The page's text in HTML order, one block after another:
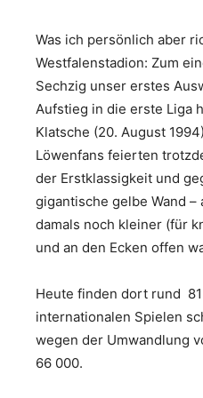
Was ich persönlich aber
Westfalenstadion: Zum
Sechzig unser erstes
Aufstieg in die erste Liga
Klatsche (20. August
Löwenfans feierten
der Erstklassigkeit und
gigantische gelbe Wand –
damals noch kleiner (für
und an den Ecken offen
Heute finden dort rund
internationalen Spielen
wegen der Umwandlung
66 000.